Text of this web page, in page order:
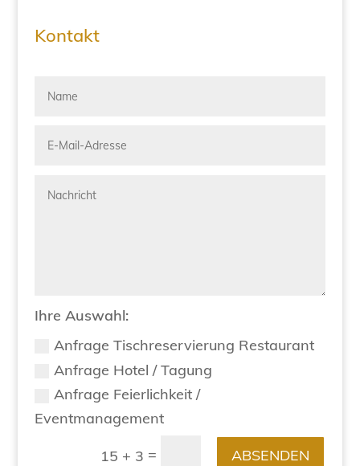
Kontakt
Ihre Auswahl:
Anfrage Tischreservierung Restaurant
Anfrage Hotel / Tagung
Anfrage Feierlichkeit /
Eventmanagement
15 + 3 = ABSENDEN